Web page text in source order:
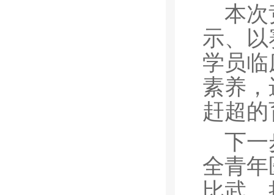
本次
示、
学员
素养
赶超
下一
全青